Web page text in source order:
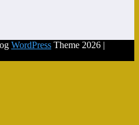
WordPress Theme 2026 |